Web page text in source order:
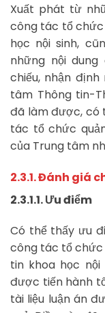
Xuất phát từ
công tác tổ chức
học nội sinh,
những nội
chiếu, nhận
tâm Thông tin-
đã làm được, có
tác tổ chức
của Trung tâm
2.3.1. Đánh giá
2.3.1.1. Ưu điểm
Có thể thấy ưu
công tác tổ chức
tin khoa học
được tiến hành
tài liệu luận án